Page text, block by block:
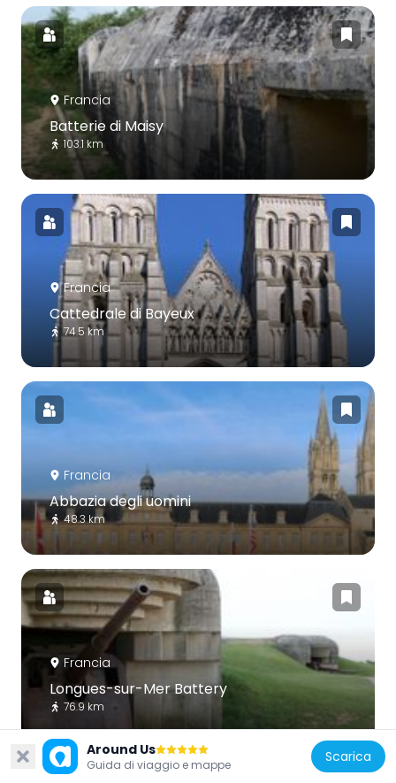
Francia
Batterie di Maisy
103.1 km
Francia
Cattedrale di Bayeux
74.5 km
Francia
Abbazia degli uomini
48.3 km
Francia
Longues-sur-Mer Battery
76.9 km
Around Us
Guida di viaggio e mappe Scarica